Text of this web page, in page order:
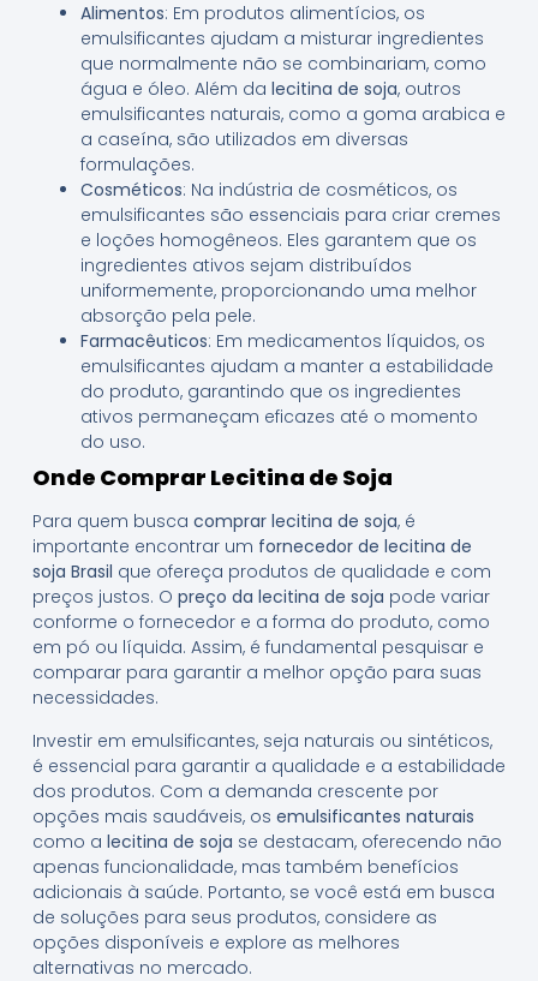
Alimentos: Em produtos alimentícios, os
emulsificantes ajudam a misturar ingredientes
que normalmente não se combinariam, como
água e óleo. Além da lecitina de soja, outros
emulsificantes naturais, como a goma arabica e
a caseína, são utilizados em diversas
formulações.
Cosméticos: Na indústria de cosméticos, os
emulsificantes são essenciais para criar cremes
e loções homogêneos. Eles garantem que os
ingredientes ativos sejam distribuídos
uniformemente, proporcionando uma melhor
absorção pela pele.
Farmacêuticos: Em medicamentos líquidos, os
emulsificantes ajudam a manter a estabilidade
do produto, garantindo que os ingredientes
ativos permaneçam eficazes até o momento
do uso.
Onde Comprar Lecitina de Soja
Para quem busca comprar lecitina de soja, é
importante encontrar um fornecedor de lecitina de
soja Brasil que ofereça produtos de qualidade e com
preços justos. O preço da lecitina de soja pode variar
conforme o fornecedor e a forma do produto, como
em pó ou líquida. Assim, é fundamental pesquisar e
comparar para garantir a melhor opção para suas
necessidades.
Investir em emulsificantes, seja naturais ou sintéticos,
é essencial para garantir a qualidade e a estabilidade
dos produtos. Com a demanda crescente por
opções mais saudáveis, os emulsificantes naturais
como a lecitina de soja se destacam, oferecendo não
apenas funcionalidade, mas também benefícios
adicionais à saúde. Portanto, se você está em busca
de soluções para seus produtos, considere as
opções disponíveis e explore as melhores
alternativas no mercado.